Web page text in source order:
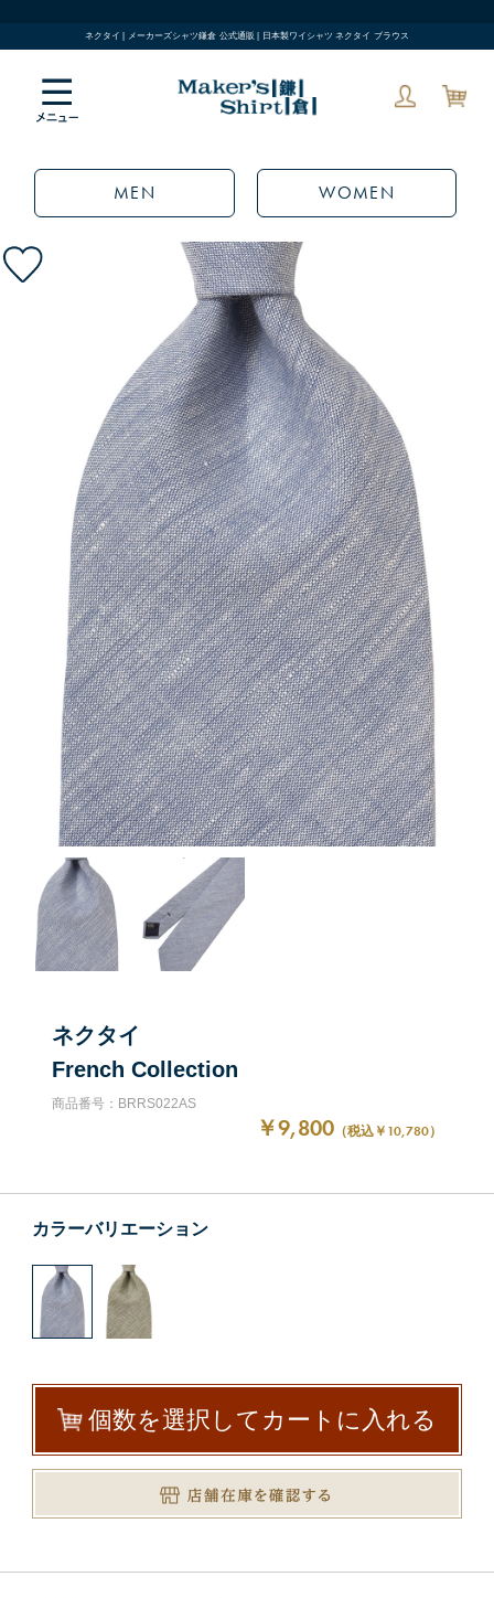
ネクタイ | メーカーズシャツ鎌倉 公式通販 | 日本製ワイシャツ ネクタイ ブラウス
MEN WOMEN
ネクタイ
French Collection
商品番号：BRRS022AS
￥9,800 （税込￥10,780）
カラーバリエーション
個数を選択してカートに入れる